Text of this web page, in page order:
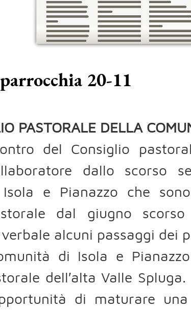
20-11
PASTORALE DELLA
del Consiglio
dallo scorso
e Pianazzo che
dal giugno
alcuni passaggi dei
di Isola e
dell′alta Valle
di maturare